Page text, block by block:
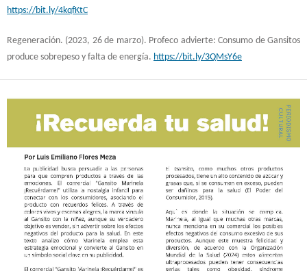
https://bit.ly/4kqfKtC
Regeneración. (2023, 26 de marzo). Profeco advierte: Consumo de Gansitos
produce sobrepeso y falta de energía. https://bit.ly/3QMsY6e